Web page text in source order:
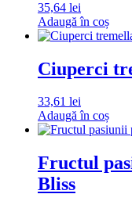
35,64 lei
Adaugă în coș
Ciuperci
33,61 lei
Adaugă în coș
Fructul
Bliss